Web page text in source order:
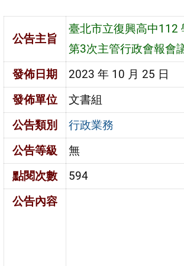
區
公告主旨
臺北市立復興高中112
第3次主管行政會報會
發佈日期
2023 年 10 月 25 日
發佈單位
文書組
公告類別
行政業務
公告等級
無
點閱次數
594
公告內容